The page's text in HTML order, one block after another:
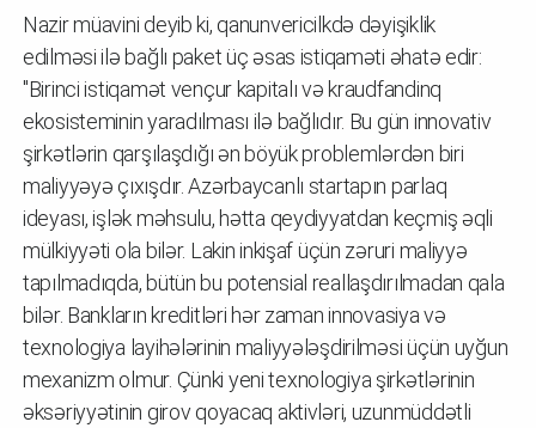
Nazir müavini deyib ki, qanunvericilkdə dəyişiklik
edilməsi ilə bağlı paket üç əsas istiqaməti əhatə edir:
"Birinci istiqamət vençur kapitalı və kraudfandinq
ekosisteminin yaradılması ilə bağlıdır. Bu gün innovativ
şirkətlərin qarşılaşdığı ən böyük problemlərdən biri
maliyyəyə çıxışdır. Azərbaycanlı startapın parlaq
ideyası, işlək məhsulu, hətta qeydiyyatdan keçmiş əqli
mülkiyyəti ola bilər. Lakin inkişaf üçün zəruri maliyyə
tapılmadıqda, bütün bu potensial reallaşdırılmadan qala
bilər. Bankların kreditləri hər zaman innovasiya və
texnologiya layihələrinin maliyyələşdirilməsi üçün uyğun
mexanizm olmur. Çünki yeni texnologiya şirkətlərinin
əksəriyyətinin girov qoyacaq aktivləri, uzunmüddətli